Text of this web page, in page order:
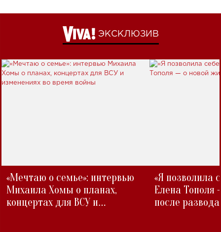
ЭКСКЛЮЗИВ
«Мечтаю о семье»: интервью
Михаила Хомы о планах,
концертах для ВСУ и
«Я позволила
Елена Тополя
после развода